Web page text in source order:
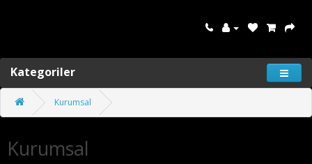
Kategoriler
Kurumsal
Kurumsal